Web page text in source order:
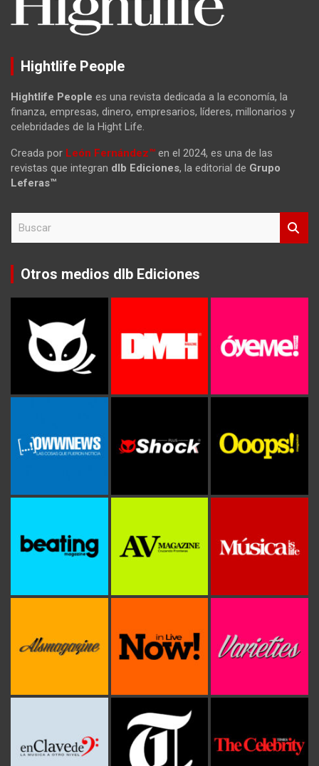
Hightlife People
Hightlife People es una revista dedicada a la economía, la
finanza, empresas, dinero, empresarios, líderes, millonarios y
celebridades de la Hight Life.
Creada por León Fernández™ en el 2024, es una de las
revistas que integran dlb Ediciones, la editorial de Grupo
Leferas™
c
Otros medios dlb Ediciones